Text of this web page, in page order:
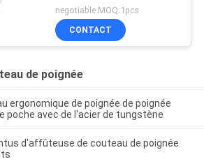
antidérapant pour le
couteau de poche
negotiable MOQ:1pcs
CONTACT
de poignée
ergonomique de poignée de poignée
poche avec de l'acier de tungstène
d'affûteuse de couteau de poignée